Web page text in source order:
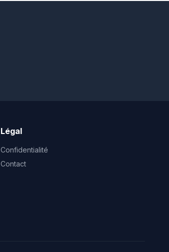
Légal
Confidentialité
Contact